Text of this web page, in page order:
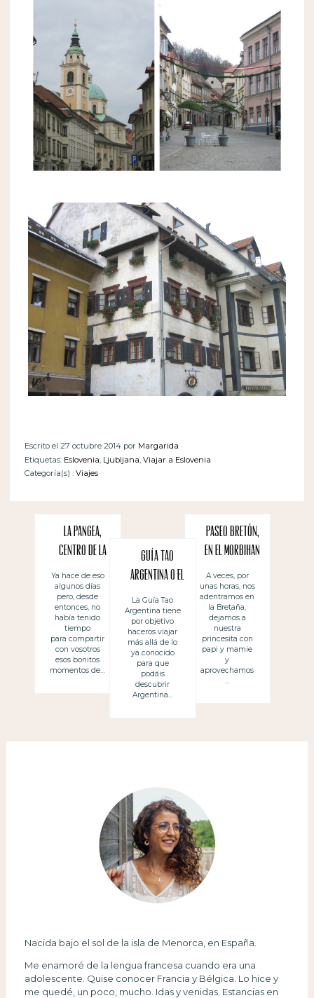
Escrito el 27 octubre 2014 por Margarida
Etiquetas: Eslovenia Ljubljana Viajar a Eslovenia
Categoría(s) : Viajes
La Pangea,
centro de la
Tierra -en
Valence
(Francia)
Ya hace de eso
algunos días
pero, desde
entonces, no
había tenido
tiempo
para compartir
con vosotros
esos bonitos
momentos de…
Guía Tao
Argentina o el
reto de viajar
de otra forma
La Guía Tao
Argentina tiene
por objetivo
haceros viajar
más allá de lo
ya conocido
para que
podáis
descubrir
Argentina…
Paseo bretón,
en el Morbihan
A veces, por
unas horas, nos
adentramos en
la Bretaña,
dejamos a
nuestra
princesita con
papi y mamie
y
aprovechamos
…
Nacida bajo el sol de la isla de Menorca, en España.
Me enamoré de la lengua francesa cuando era una
adolescente. Quise conocer Francia y Bélgica. Lo hice y
me quedé, un poco, mucho. Idas y venidas. Estancias en